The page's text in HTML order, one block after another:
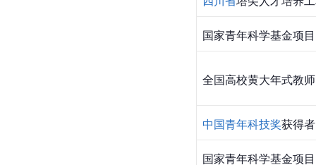
国家青年科学基金项
全国高校黄大年式教
中国青年科技奖获得者
国家青年科学基金项